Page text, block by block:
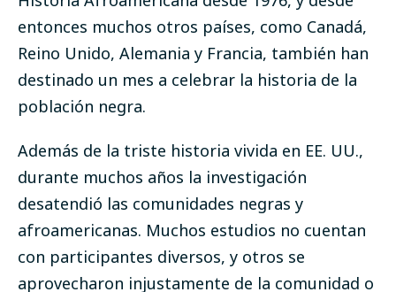
entonces muchos otros países, como Canadá,
Reino Unido, Alemania y Francia, también han
destinado un mes a celebrar la historia de la
población negra.
Además de la triste historia vivida en EE. UU.,
durante muchos años la investigación
desatendió las comunidades negras y
afroamericanas. Muchos estudios no cuentan
con participantes diversos, y otros se
aprovecharon injustamente de la comunidad o